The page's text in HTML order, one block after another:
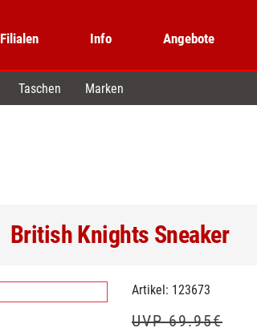
Filialen Info Angebote
Taschen Marken
British Knights Sneaker
Artikel: 123673
UVP 69.95€